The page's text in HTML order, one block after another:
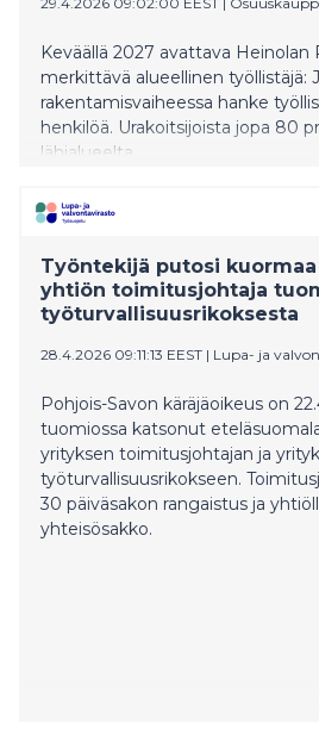
Keväällä 2027 avattava Heinolan
merkittävä alueellinen työllistäjä:
rakentamisvaiheessa hanke
henkilöä. Urakoitsijoista jopa 80
lähialueelta.
Työntekijä putosi kuormaa
yhtiön toimitusjohtaja
työturvallisuusrikoksesta
28.4.2026 09:11:13 EEST | Lupa- ja
Pohjois-Savon käräjäoikeus on
tuomiossa katsonut
yrityksen toimitusjohtajan ja
työturvallisuusrikokseen.
30 päiväsakon rangaistus ja
yhteisösakko.